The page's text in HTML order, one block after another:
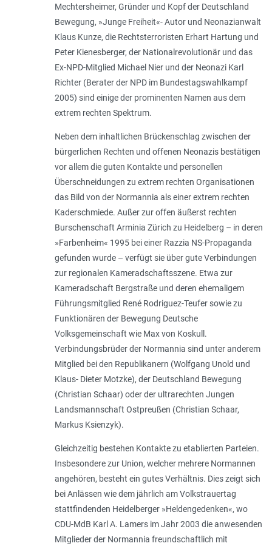
Mechtersheimer, Gründer und Kopf der Deutschland
Bewegung, »Junge Freiheit«- Autor und Neonazianwalt
Klaus Kunze, die Rechtsterroristen Erhart Hartung und
Peter Kienesberger, der Nationalrevolutionär und das
Ex-NPD-Mitglied Michael Nier und der Neonazi Karl
Richter (Berater der NPD im Bundestagswahlkampf
2005) sind einige der prominenten Namen aus dem
extrem rechten Spektrum.
Neben dem inhaltlichen Brückenschlag zwischen der
bürgerlichen Rechten und offenen Neonazis bestätigen
vor allem die guten Kontakte und personellen
Überschneidungen zu extrem rechten Organisationen
das Bild von der Normannia als einer extrem rechten
Kaderschmiede. Außer zur offen äußerst rechten
Burschenschaft Arminia Zürich zu Heidelberg – in deren
»Farbenheim« 1995 bei einer Razzia NS-Propaganda
gefunden wurde – verfügt sie über gute Verbindungen
zur regionalen Kameradschaftsszene. Etwa zur
Kameradschaft Bergstraße und deren ehemaligem
Führungsmitglied René Rodriguez-Teufer sowie zu
Funktionären der Bewegung Deutsche
Volksgemeinschaft wie Max von Koskull.
Verbindungsbrüder der Normannia sind unter anderem
Mitglied bei den Republikanern (Wolfgang Unold und
Klaus- Dieter Motzke), der Deutschland Bewegung
(Christian Schaar) oder der ultrarechten Jungen
Landsmannschaft Ostpreußen (Christian Schaar,
Markus Ksienzyk).
Gleichzeitig bestehen Kontakte zu etablierten Parteien.
Insbesondere zur Union, welcher mehrere Normannen
angehören, besteht ein gutes Verhältnis. Dies zeigt sich
bei Anlässen wie dem jährlich am Volkstrauertag
stattfindenden Heidelberger »Heldengedenken«, wo
CDU-MdB Karl A. Lamers im Jahr 2003 die anwesenden
Mitglieder der Normannia freundschaftlich mit